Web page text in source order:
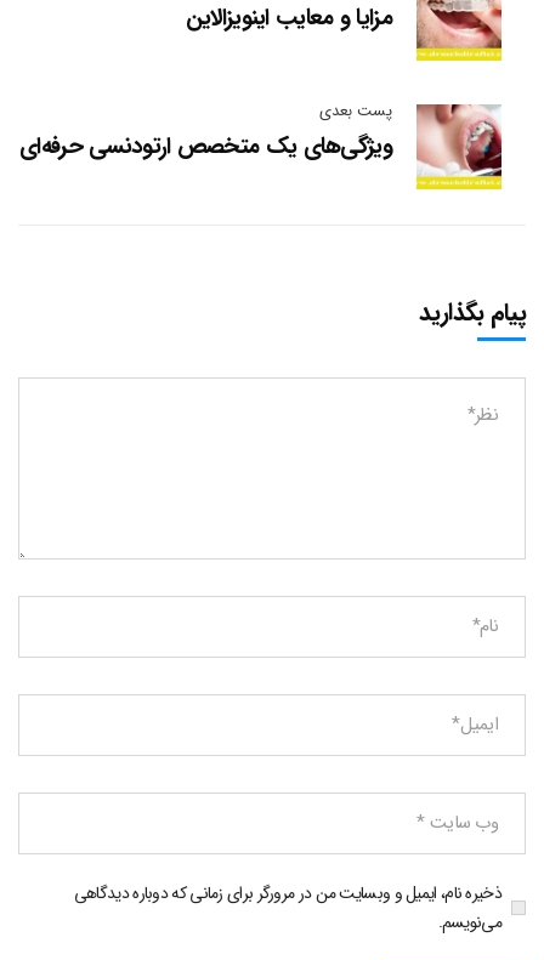
مزایا و معایب اینویزالاین
پست بعدی
ویژگی‌های یک متخصص ارتودنسی حرفه‌ای
پیام بگذارید
ذخیره نام، ایمیل و وبسایت من در مرورگر برای زمانی که دوباره دیدگاهی
می‌نویسم.